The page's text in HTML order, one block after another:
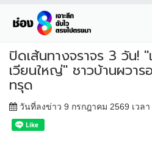
ปิดเส้นทางจราจร 3 วัน!
เวียนใหญ่" ชาวบ้านผวา
ทรุด
วันที่ลงข่าว 9 กรกฎาคม 2569 เวล